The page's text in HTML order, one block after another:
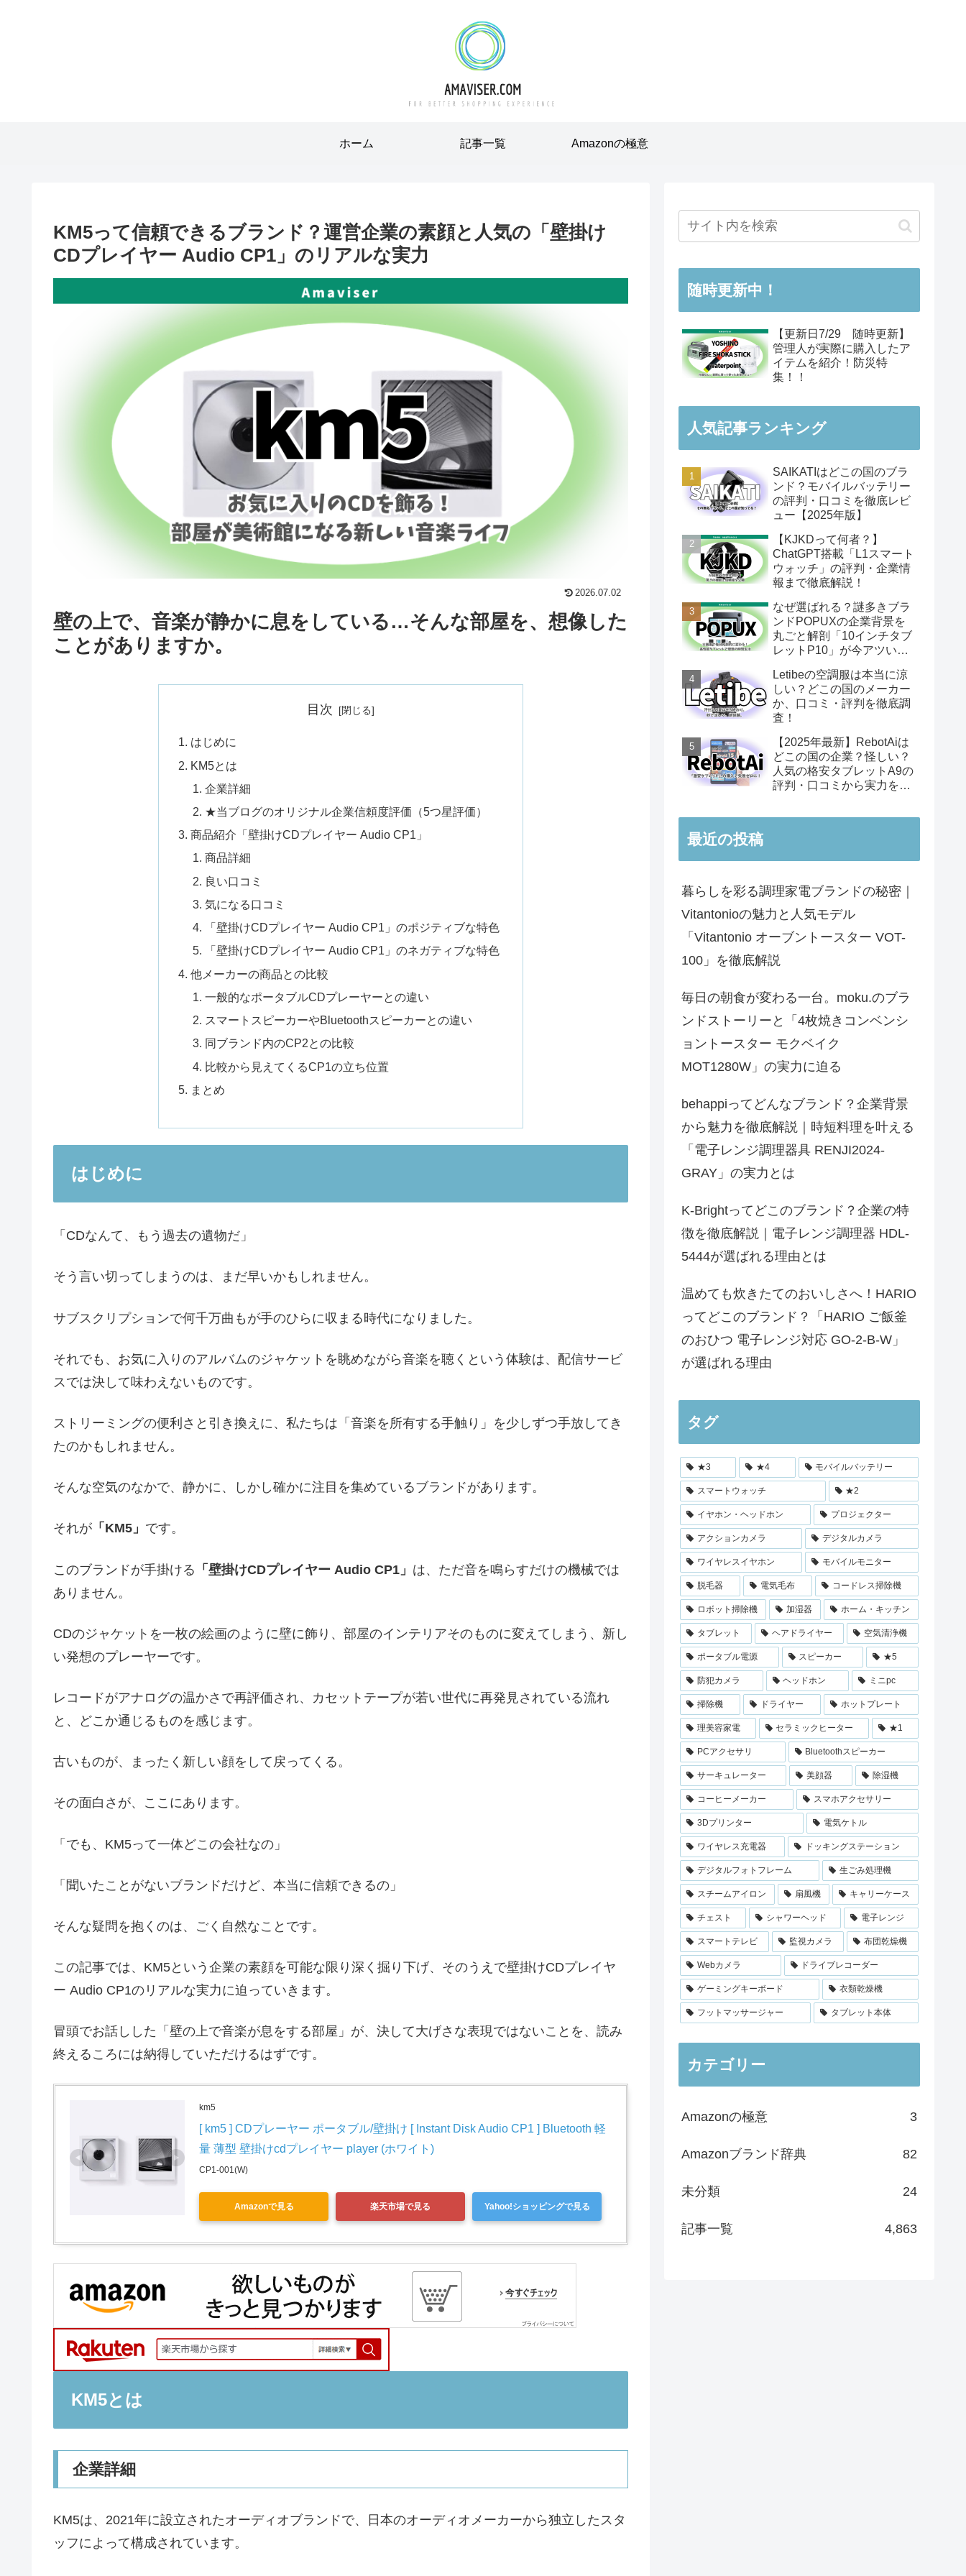
ホーム 記事一覧 Amazonの極意
KM5って信頼できるブランド？運営企業の素顔と人気の「壁掛け
CDプレイヤー Audio CP1」のリアルな実力
2026.07.02
壁の上で、音楽が静かに息をしている…そんな部屋を、想像した
ことがありますか。
目次
はじめに
KM5とは
企業詳細
★当ブログのオリジナル企業信頼度評価（5つ星評価）
商品紹介「壁掛けCDプレイヤー Audio CP1」
商品詳細
良い口コミ
気になる口コミ
「壁掛けCDプレイヤー Audio CP1」のポジティブな特色
「壁掛けCDプレイヤー Audio CP1」のネガティブな特色
他メーカーの商品との比較
一般的なポータブルCDプレーヤーとの違い
スマートスピーカーやBluetoothスピーカーとの違い
同ブランド内のCP2との比較
比較から見えてくるCP1の立ち位置
まとめ
はじめに
「CDなんて、もう過去の遺物だ」
そう言い切ってしまうのは、まだ早いかもしれません。
サブスクリプションで何千万曲もが手のひらに収まる時代になりました。
それでも、お気に入りのアルバムのジャケットを眺めながら音楽を聴くという体験は、配信サービ
スでは決して味わえないものです。
ストリーミングの便利さと引き換えに、私たちは「音楽を所有する手触り」を少しずつ手放してき
たのかもしれません。
そんな空気のなかで、静かに、しかし確かに注目を集めているブランドがあります。
それが 「KM5」 です。
このブランドが手掛ける 「壁掛けCDプレイヤー Audio CP1」 は、ただ音を鳴らすだけの機械では
ありません。
CDのジャケットを一枚の絵画のように壁に飾り、部屋のインテリアそのものに変えてしまう、新し
い発想のプレーヤーです。
レコードがアナログの温かさで再評価され、カセットテープが若い世代に再発見されている流れ
と、どこか通じるものを感じます。
古いものが、まったく新しい顔をして戻ってくる。
その面白さが、ここにあります。
「でも、KM5って一体どこの会社なの」
「聞いたことがないブランドだけど、本当に信頼できるの」
そんな疑問を抱くのは、ごく自然なことです。
この記事では、KM5という企業の素顔を可能な限り深く掘り下げ、そのうえで壁掛けCDプレイヤ
ー Audio CP1のリアルな実力に迫っていきます。
冒頭でお話しした「壁の上で音楽が息をする部屋」が、決して大げさな表現ではないことを、読み
終えるころには納得していただけるはずです。
km5
[ km5 ] CDプレーヤー ポータブル/壁掛け [ Instant Disk Audio CP1 ] Bluetooth 軽
量 薄型 壁掛けcdプレイヤー player (ホワイト)
CP1-001(W)
Amazonで見る 楽天市場で見る Yahoo!ショッピングで見る
KM5とは
企業詳細
KM5は、2021年に設立されたオーディオブランドで、日本のオーディオメーカーから独立したスタ
ッフによって構成されています。
随時更新中！
【更新日7/29 随時更新】
管理人が実際に購入したア
イテムを紹介！防災特
集！！
人気記事ランキング
SAIKATIはどこの国のブラ
ンド？モバイルバッテリー
の評判・口コミを徹底レビ
ュー【2025年版】
【KJKDって何者？】
ChatGPT搭載「L1スマート
ウォッチ」の評判・企業情
報まで徹底解説！
なぜ選ばれる？謎多きブラ
ンドPOPUXの企業背景を
丸ごと解剖「10インチタブ
レットP10」が今アツい理
Letibeの空調服は本当に涼
しい？どこの国のメーカー
か、口コミ・評判を徹底調
査！
【2025年最新】RebotAiは
どこの国の企業？怪しい？
人気の格安タブレットA9の
評判・口コミから実力を徹
最近の投稿
暮らしを彩る調理家電ブランドの秘密｜
Vitantonioの魅力と人気モデル
「Vitantonio オーブントースター VOT-
100」を徹底解説
毎日の朝食が変わる一台。moku.のブラ
ンドストーリーと「4枚焼きコンベンシ
ョントースター モクベイク
MOT1280W」の実力に迫る
behappiってどんなブランド？企業背景
から魅力を徹底解説｜時短料理を叶える
「電子レンジ調理器具 RENJI2024-
GRAY」の実力とは
K-Brightってどこのブランド？企業の特
徴を徹底解説｜電子レンジ調理器 HDL-
5444が選ばれる理由とは
温めても炊きたてのおいしさへ！HARIO
ってどこのブランド？「HARIO ご飯釜
のおひつ 電子レンジ対応 GO-2-B-W」
が選ばれる理由
タグ
★3 ★4 モバイルバッテリー
スマートウォッチ ★2
イヤホン・ヘッドホン プロジェクター
アクションカメラ デジタルカメラ
ワイヤレスイヤホン モバイルモニター
脱毛器 電気毛布 コードレス掃除機
ロボット掃除機 加湿器 ホーム・キッチン
タブレット ヘアドライヤー 空気清浄機
ポータブル電源 スピーカー ★5
防犯カメラ ヘッドホン ミニpc
掃除機 ドライヤー ホットプレート
理美容家電 セラミックヒーター ★1
PCアクセサリ Bluetoothスピーカー
サーキュレーター 美顔器 除湿機
コーヒーメーカー スマホアクセサリー
3Dプリンター 電気ケトル
ワイヤレス充電器 ドッキングステーション
デジタルフォトフレーム 生ごみ処理機
スチームアイロン 扇風機 キャリーケース
チェスト シャワーヘッド 電子レンジ
スマートテレビ 監視カメラ 布団乾燥機
Webカメラ ドライブレコーダー
ゲーミングキーボード 衣類乾燥機
フットマッサージャー タブレット本体
カテゴリー
Amazonの極意 3
Amazonブランド辞典 82
未分類 24
記事一覧 4,863